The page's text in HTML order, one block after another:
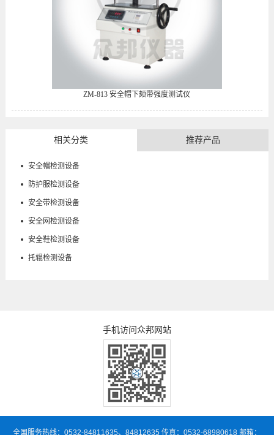
ZM-813 安全帽下颏带强度测试仪
相关分类 推荐产品
安全帽检测设备
防护服检测设备
安全带检测设备
安全网检测设备
安全鞋检测设备
托辊检测设备
手机访问众邦网站
全国服务热线：0532-84811635、84812635 传真：0532-68980618 邮箱：